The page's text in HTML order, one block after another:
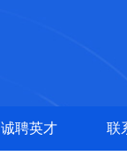
诚聘英才 联